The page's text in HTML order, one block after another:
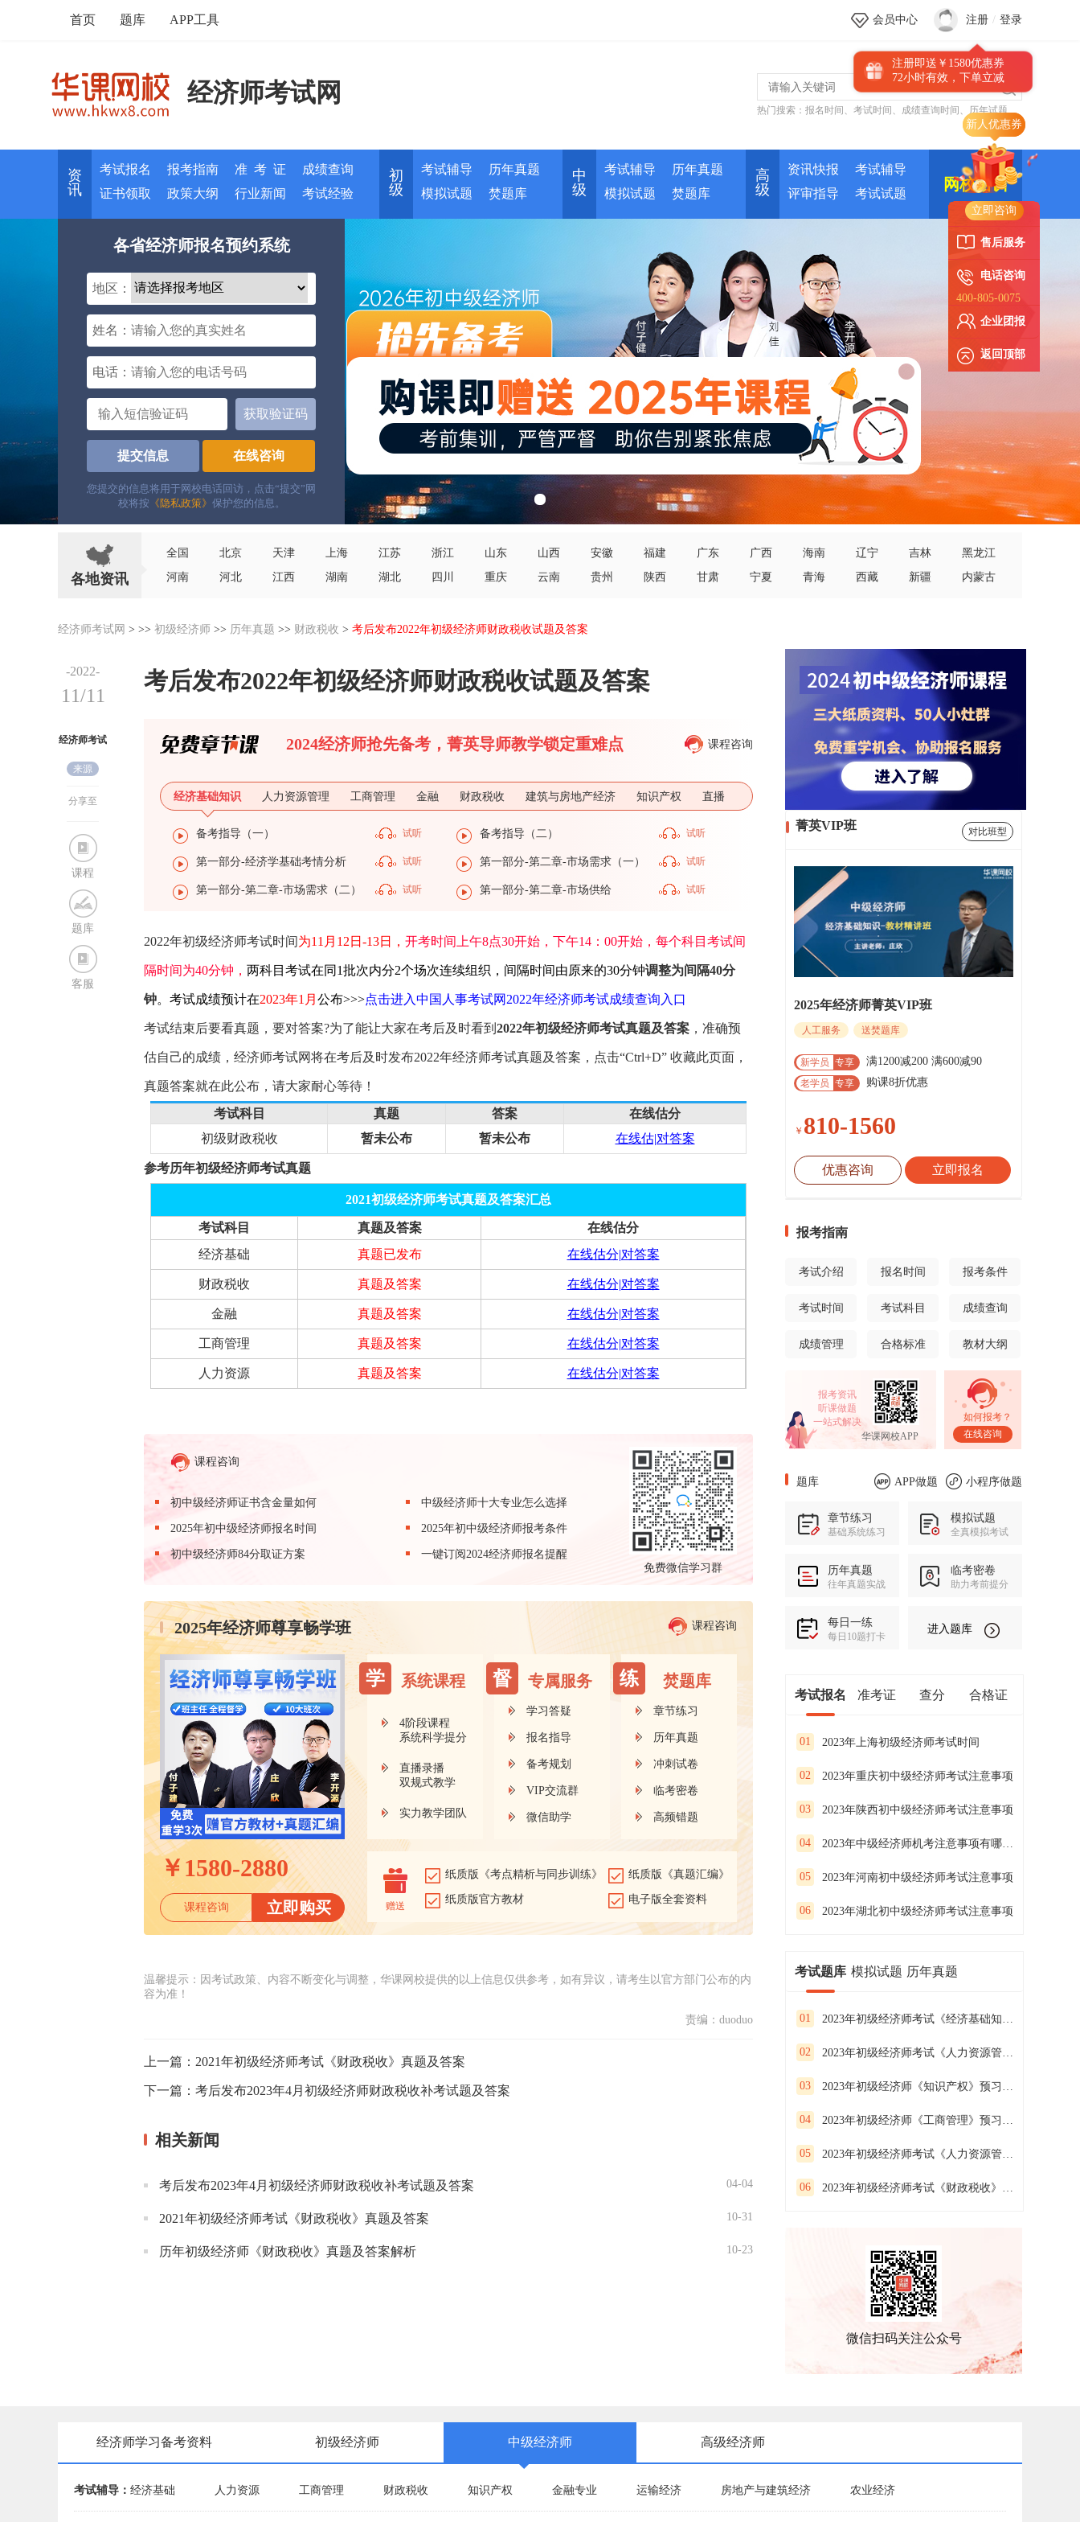
立即咨询
售后服务
电话咨询
400-805-0075
企业团报
返回顶部
首页 题库 APP工具 会员中心 注册 / 登录
注册即送￥1580优惠券
72小时有效，下单立减
经济师考试网
热门搜索： 报名时间 、 考试时间 、 成绩查询时间 、 历年试题
资
讯
考试报名 报考指南 准 考 证
成绩查询
证书领取
政策大纲 行业新闻 考试经验
初
级
考试辅导
历年真题
模拟试题
焚题库
中
级
考试辅导
历年真题
模拟试题
焚题库
高
级
资讯快报
考试辅导
评审指导
考试试题
网校培训
各省经济师报名预约系统
地区：
姓名：
电话：
获取验证码
提交信息 在线咨询
您提交的信息将用于网校电话回访，点击“提交”网
校将按 《隐私政策》 保护您的信息。
各地资讯
全国 北京 天津 上海 江苏 浙江 山东 山西 安徽 福建 广东 广西 海南 辽宁 吉林
黑龙江
河南
河北 江西 湖南 湖北 四川 重庆 云南 贵州 陕西 甘肃 宁夏 青海 西藏 新疆 内蒙古
经济师考试网 > >> 初级经济师 >> 历年真题 >> 财政税收 > 考后发布2022年初级经济师财政税收试题及答案
-2022-
11/11
经济师考试
网
来源
分享至
课程
题库
客服
考后发布2022年初级经济师财政税收试题及答案
2024经济师抢先备考，菁英导师教学锁定重难点 课程咨询
经济基础知识 人力资源管理 工商管理 金融 财政税收 建筑与房地产经济 知识产权 直播
备考指导（一） 试听 备考指导（二） 试听
第一部分-经济学基础考情分析 试听 第一部分-第二章-市场需求（一） 试听
第一部分-第二章-市场需求（二） 试听 第一部分-第二章-市场供给 试听
2022年初级经济师考试时间为11月12日-13日， 开考时间上午8点30开始，下午14：00开始，每个科目考试间
隔时间为40分钟， 两科目考试在同1批次内分2个场次连续组织，间隔时间由原来的30分钟调整为间隔40分
钟。考试成绩预计在2023年1月 公布>>>点击进入中国人事考试网2022年经济师考试成绩查询入口
考试结束后要看真题，要对答案?为了能让大家在考后及时看到 2022年初级经济师考试真题及答案 ，准确预
估自己的成绩，经济师考试网将在考后及时发布2022年经济师考试真题及答案，点击“Ctrl+D” 收藏此页面，
真题答案就在此公布，请大家耐心等待！
考试科目
真题 答案
在线估分
初级财政税收
暂未公布 暂未公布 在线估|对答案
参考历年初级经济师考试真题
2021初级经济师考试真题及答案汇总
考试科目 真题及答案
在线估分
经济基础
真题已发布 在线估分|对答案
财政税收 真题及答案 在线估分|对答案
金融 真题及答案 在线估分|对答案
工商管理 真题及答案 在线估分|对答案
人力资源 真题及答案 在线估分|对答案
课程咨询
初中级经济师证书含金量如何 中级经济师十大专业怎么选择
2025年初中级经济师报名时间 2025年初中级经济师报考条件
初中级经济师84分取证方案
一键订阅2024经济师报名提醒
免费微信学习群
2025年经济师尊享畅学班 课程咨询
￥ 1580-2880
课程咨询 立即购买
学 系统课程
4阶段课程
系统科学提分
直播录播
双规式教学
实力教学团队
督 专属服务
学习答疑
报名指导
备考规划
VIP交流群
微信助学
练 焚题库
章节练习
历年真题
冲刺试卷
临考密卷
高频错题
赠送
纸质版《考点精析与同步训练》 纸质版《真题汇编》
纸质版官方教材 电子版全套资料
温馨提示：因考试政策、内容不断变化与调整，华课网校提供的以上信息仅供参考，如有异议，请考生以官方部门公布的内
容为准！
责编：duoduo
上一篇： 2021年初级经济师考试《财政税收》真题及答案
下一篇： 考后发布2023年4月初级经济师财政税收补考试题及答案
相关新闻
考后发布2023年4月初级经济师财政税收补考试题及答案 04-04
2021年初级经济师考试《财政税收》真题及答案 10-31
历年初级经济师《财政税收》真题及答案解析 10-23
菁英VIP班 对比班型
2025年经济师菁英VIP班
人工服务 送焚题库
新学员 专享 满1200减200 满600减90
老学员 专享 购课8折优惠
￥ 810-1560
优惠咨询 立即报名
报考指南
考试介绍 报名时间 报考条件
考试时间 考试科目 成绩查询
成绩管理 合格标准 教材大纲
报考资讯
听课做题
一站式解决
华课网校APP
如何报考？
在线咨询
题库 APP做题 小程序做题
章节练习
基础系统练习
模拟试题
全真模拟考试
历年真题
往年真题实战
临考密卷
助力考前提分
每日一练
每日10题打卡
进入题库
考试报名 准考证 查分 合格证
01 2023年上海初级经济师考试时间
02 2023年重庆初中级经济师考试注意事项
03 2023年陕西初中级经济师考试注意事项
04 2023年中级经济师机考注意事项有哪些？
05 2023年河南初中级经济师考试注意事项
06 2023年湖北初中级经济师考试注意事项
考试题库 模拟试题 历年真题
01 2023年初级经济师考试《经济基础知识》预习试卷（二）
02 2023年初级经济师考试《人力资源管理》预习试卷（一）
03 2023年初级经济师《知识产权》预习试卷（二）
04 2023年初级经济师《工商管理》预习试卷（一）
05 2023年初级经济师考试《人力资源管理》预习试卷（三）
06 2023年初级经济师考试《财政税收》预习试卷(一）
微信扫码关注公众号
经济师学习备考资料 初级经济师 中级经济师 高级经济师
考试辅导： 经济基础 人力资源 工商管理 财政税收 知识产权 金融专业 运输经济 房地产与建筑经济 农业经济